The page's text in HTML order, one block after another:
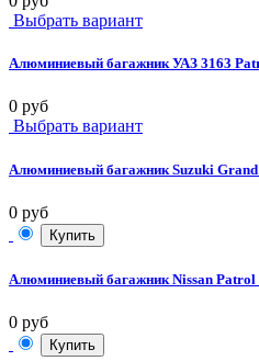
Выбрать вариант
Алюминиевый багажник УАЗ 3163
0 руб
Выбрать вариант
Алюминиевый багажник Suzuki
0 руб
Купить
Алюминиевый багажник Nissan Patrol
0 руб
Купить